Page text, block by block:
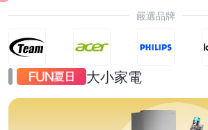
嚴選品牌
大小家電